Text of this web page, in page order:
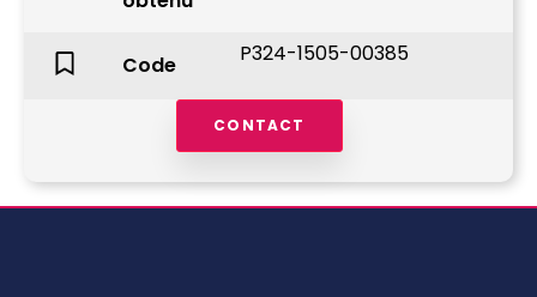
Code P324-1505-00385
CONTACT